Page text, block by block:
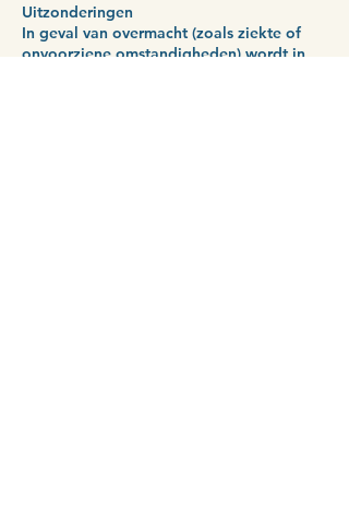
Uitzonderingen
In geval van overmacht (zoals ziekte of
onvoorziene omstandigheden) wordt in